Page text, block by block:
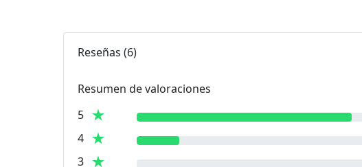
Reseñas (6)
Resumen de valoraciones
5
4
3